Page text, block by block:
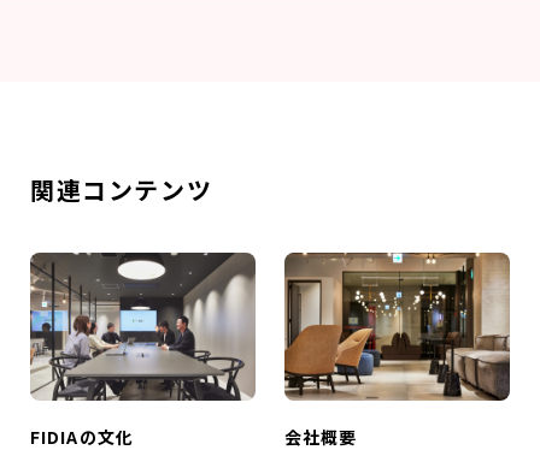
関連コンテンツ
FIDIAの文化 会社概要